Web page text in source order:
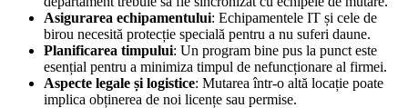
Asigurarea echipamentului: Echipamentele IT și cele de
birou necesită protecție specială pentru a nu suferi daune.
Planificarea timpului: Un program bine pus la punct este
esențial pentru a minimiza timpul de nefuncționare al firmei.
Aspecte legale și logistice: Mutarea într-o altă locație poate
implica obținerea de noi licențe sau permise.